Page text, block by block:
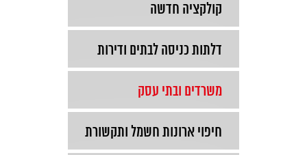
קולקציה חדשה
דלתות כניסה לבתים ודירות
משרדים ובתי עסק
חיפוי ארונות חשמל ותקשורת